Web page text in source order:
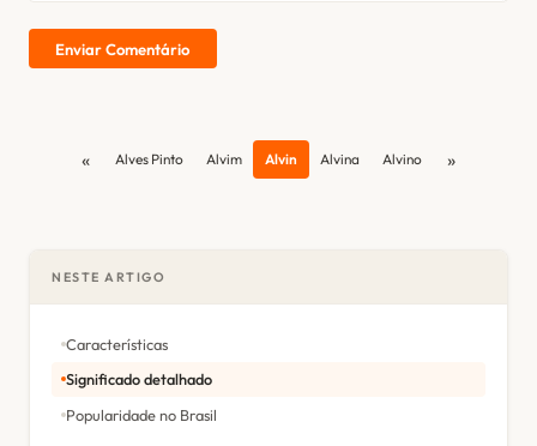
Enviar Comentário
« Alves Pinto Alvim Alvin Alvina Alvino »
NESTE ARTIGO
Características
Significado detalhado
Popularidade no Brasil